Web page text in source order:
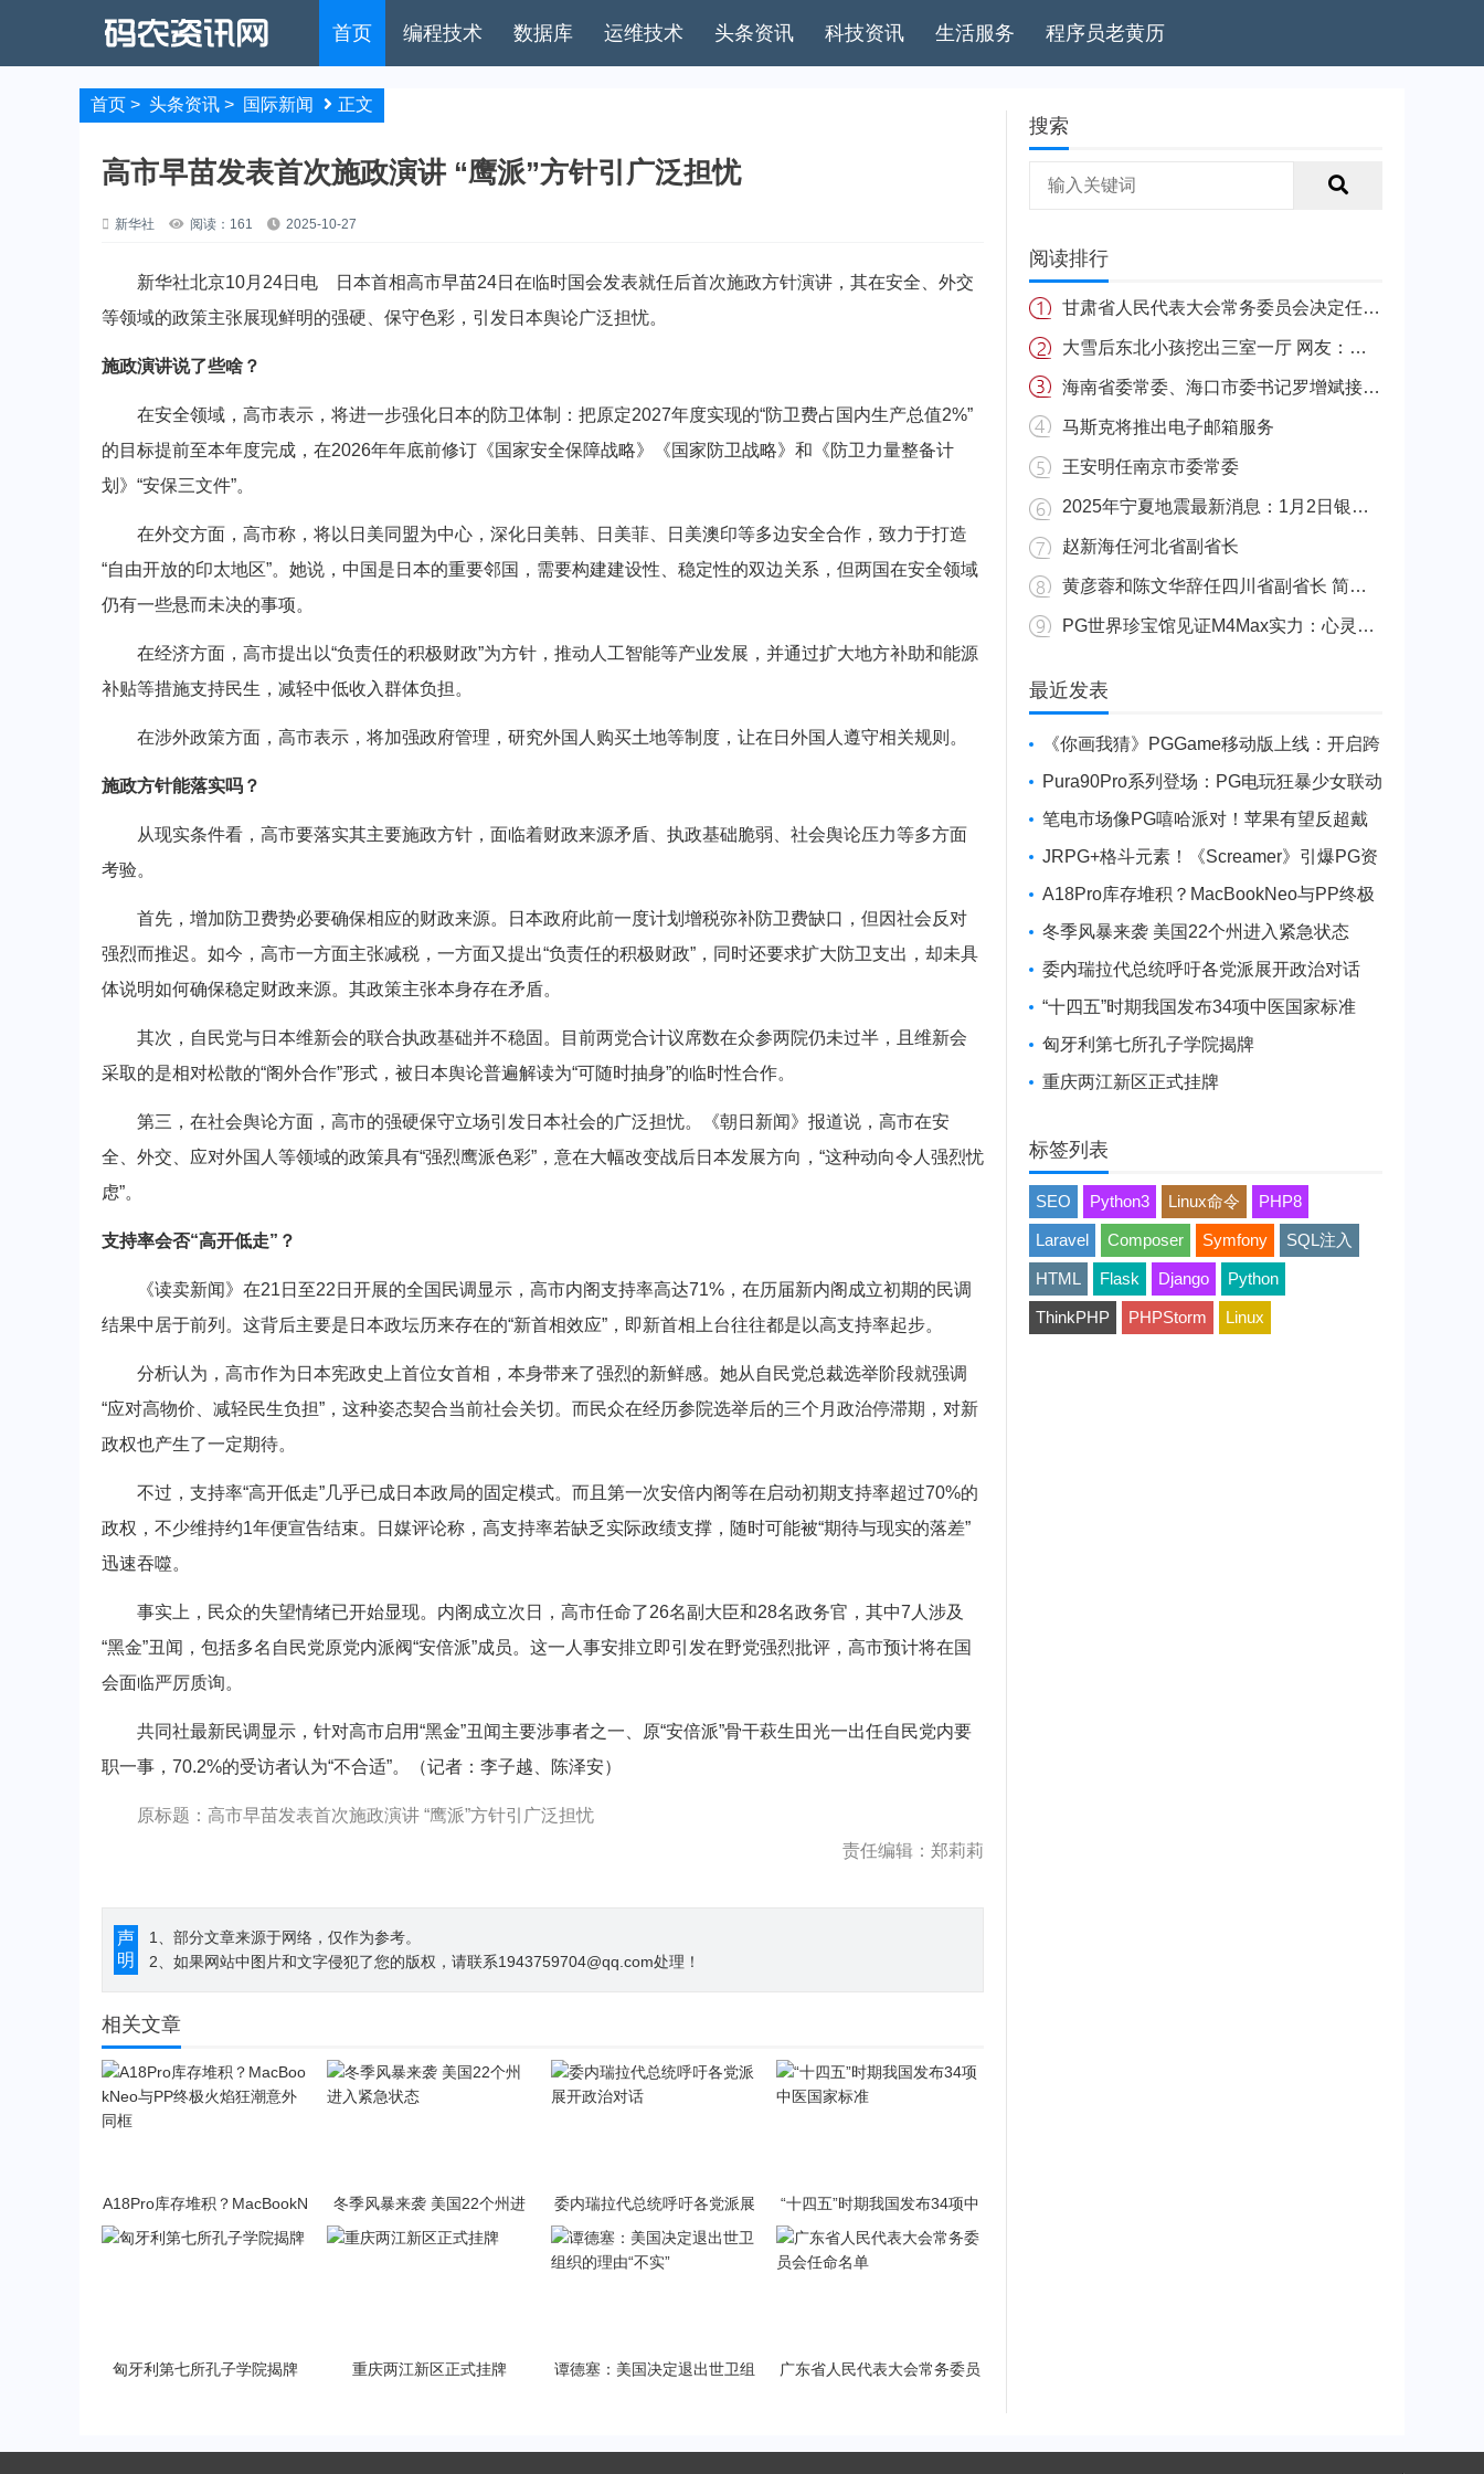
首页 编程技术 数据库 运维技术 头条资讯 科技资讯 生活服务 程序员老黄历
首页 > 头条资讯 > 国际新闻 正文
高市早苗发表首次施政演讲 “鹰派”方针引广泛担忧
新华社 阅读：161 2025-10-27
新华社北京10月24日电 日本首相高市早苗24日在临时国会发表就任后首次施政方针演讲，其在安全、外交
等领域的政策主张展现鲜明的强硬、保守色彩，引发日本舆论广泛担忧。
施政演讲说了些啥？
在安全领域，高市表示，将进一步强化日本的防卫体制：把原定2027年度实现的“防卫费占国内生产总值2%”
的目标提前至本年度完成，在2026年年底前修订《国家安全保障战略》《国家防卫战略》和《防卫力量整备计
划》“安保三文件”。
在外交方面，高市称，将以日美同盟为中心，深化日美韩、日美菲、日美澳印等多边安全合作，致力于打造
“自由开放的印太地区”。她说，中国是日本的重要邻国，需要构建建设性、稳定性的双边关系，但两国在安全领域
仍有一些悬而未决的事项。
在经济方面，高市提出以“负责任的积极财政”为方针，推动人工智能等产业发展，并通过扩大地方补助和能源
补贴等措施支持民生，减轻中低收入群体负担。
在涉外政策方面，高市表示，将加强政府管理，研究外国人购买土地等制度，让在日外国人遵守相关规则。
施政方针能落实吗？
从现实条件看，高市要落实其主要施政方针，面临着财政来源矛盾、执政基础脆弱、社会舆论压力等多方面
考验。
首先，增加防卫费势必要确保相应的财政来源。日本政府此前一度计划增税弥补防卫费缺口，但因社会反对
强烈而推迟。如今，高市一方面主张减税，一方面又提出“负责任的积极财政”，同时还要求扩大防卫支出，却未具
体说明如何确保稳定财政来源。其政策主张本身存在矛盾。
其次，自民党与日本维新会的联合执政基础并不稳固。目前两党合计议席数在众参两院仍未过半，且维新会
采取的是相对松散的“阁外合作”形式，被日本舆论普遍解读为“可随时抽身”的临时性合作。
第三，在社会舆论方面，高市的强硬保守立场引发日本社会的广泛担忧。《朝日新闻》报道说，高市在安
全、外交、应对外国人等领域的政策具有“强烈鹰派色彩”，意在大幅改变战后日本发展方向，“这种动向令人强烈忧
虑”。
支持率会否“高开低走”？
《读卖新闻》在21日至22日开展的全国民调显示，高市内阁支持率高达71%，在历届新内阁成立初期的民调
结果中居于前列。这背后主要是日本政坛历来存在的“新首相效应”，即新首相上台往往都是以高支持率起步。
分析认为，高市作为日本宪政史上首位女首相，本身带来了强烈的新鲜感。她从自民党总裁选举阶段就强调
“应对高物价、减轻民生负担”，这种姿态契合当前社会关切。而民众在经历参院选举后的三个月政治停滞期，对新
政权也产生了一定期待。
不过，支持率“高开低走”几乎已成日本政局的固定模式。而且第一次安倍内阁等在启动初期支持率超过70%的
政权，不少维持约1年便宣告结束。日媒评论称，高支持率若缺乏实际政绩支撑，随时可能被“期待与现实的落差”
迅速吞噬。
事实上，民众的失望情绪已开始显现。内阁成立次日，高市任命了26名副大臣和28名政务官，其中7人涉及
“黑金”丑闻，包括多名自民党原党内派阀“安倍派”成员。这一人事安排立即引发在野党强烈批评，高市预计将在国
会面临严厉质询。
共同社最新民调显示，针对高市启用“黑金”丑闻主要涉事者之一、原“安倍派”骨干萩生田光一出任自民党内要
职一事，70.2%的受访者认为“不合适”。（记者：李子越、陈泽安）
原标题：高市早苗发表首次施政演讲 “鹰派”方针引广泛担忧
责任编辑：郑莉莉
声
明
1、部分文章来源于网络，仅作为参考。
2、如果网站中图片和文字侵犯了您的版权，请联系1943759704@qq.com处理！
相关文章
A18Pro库存堆积？MacBookN
eo与PP终极火焰狂潮意外同
框
冬季风暴来袭 美国22个州进
委内瑞拉代总统呼吁各党派展
“十四五”时期我国发布34项中
匈牙利第七所孔子学院揭牌 重庆两江新区正式挂牌
谭德塞：美国决定退出世卫组
广东省人民代表大会常务委员
搜索
阅读排行
甘肃省人民代表大会常务委员会决定任免名单
大雪后东北小孩挖出三室一厅 网友：南方的娃很羡慕
海南省委常委、海口市委书记罗增斌接受中央纪委国家监委纪律审查和监察调查
马斯克将推出电子邮箱服务
王安明任南京市委常委
2025年宁夏地震最新消息：1月2日银川发生4.8级地震
赵新海任河北省副省长
黄彦蓉和陈文华辞任四川省副省长 简历资料照片
PG世界珍宝馆见证M4Max实力：心灵杀手2竟轻松跑出80FPS！
最近发表
《你画我猜》PGGame移动版上线：开启跨
平台互动新玩法
Pura90Pro系列登场：PG电玩狂暴少女联动
旗舰性能升级
笔电市场像PG嘻哈派对！苹果有望反超戴
尔进前三
JRPG+格斗元素！《Screamer》引爆PG资
讯手游新焦点
A18Pro库存堆积？MacBookNeo与PP终极
火焰狂潮意外同框
冬季风暴来袭 美国22个州进入紧急状态
委内瑞拉代总统呼吁各党派展开政治对话
“十四五”时期我国发布34项中医国家标准
匈牙利第七所孔子学院揭牌
重庆两江新区正式挂牌
标签列表
SEO Python3 Linux命令 PHP8
Laravel Composer Symfony SQL注入
HTML Flask Django Python
ThinkPHP PHPStorm Linux